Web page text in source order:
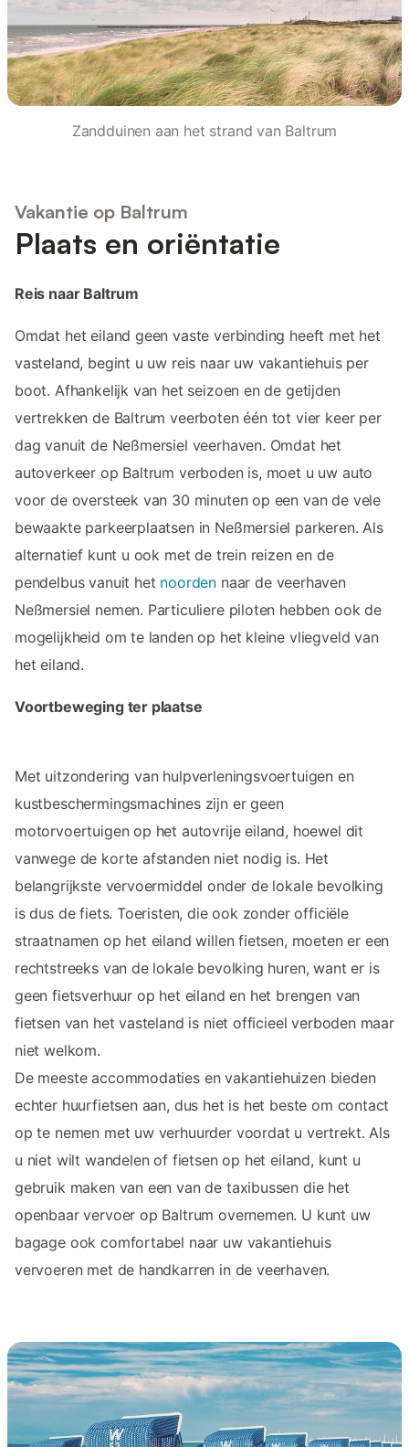
Zandduinen aan het strand van Baltrum
Vakantie op Baltrum
Plaats en oriëntatie
Reis naar Baltrum
Omdat het eiland geen vaste verbinding heeft met het
vasteland, begint u uw reis naar uw vakantiehuis per
boot. Afhankelijk van het seizoen en de getijden
vertrekken de Baltrum veerboten één tot vier keer per
dag vanuit de Neßmersiel veerhaven. Omdat het
autoverkeer op Baltrum verboden is, moet u uw auto
voor de oversteek van 30 minuten op een van de vele
bewaakte parkeerplaatsen in Neßmersiel parkeren. Als
alternatief kunt u ook met de trein reizen en de
pendelbus vanuit het noorden naar de veerhaven
Neßmersiel nemen. Particuliere piloten hebben ook de
mogelijkheid om te landen op het kleine vliegveld van
het eiland.
Voortbeweging ter plaatse
Met uitzondering van hulpverleningsvoertuigen en
kustbeschermingsmachines zijn er geen
motorvoertuigen op het autovrije eiland, hoewel dit
vanwege de korte afstanden niet nodig is. Het
belangrijkste vervoermiddel onder de lokale bevolking
is dus de fiets. Toeristen, die ook zonder officiële
straatnamen op het eiland willen fietsen, moeten er een
rechtstreeks van de lokale bevolking huren, want er is
geen fietsverhuur op het eiland en het brengen van
fietsen van het vasteland is niet officieel verboden maar
niet welkom.
De meeste accommodaties en vakantiehuizen bieden
echter huurfietsen aan, dus het is het beste om contact
op te nemen met uw verhuurder voordat u vertrekt. Als
u niet wilt wandelen of fietsen op het eiland, kunt u
gebruik maken van een van de taxibussen die het
openbaar vervoer op Baltrum overnemen. U kunt uw
bagage ook comfortabel naar uw vakantiehuis
vervoeren met de handkarren in de veerhaven.